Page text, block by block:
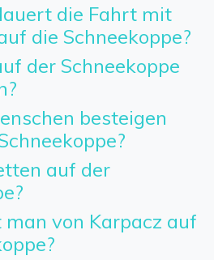
die Fahrt mit
die Schneekoppe?
der Schneekoppe
besteigen
auf der
von Karpacz auf